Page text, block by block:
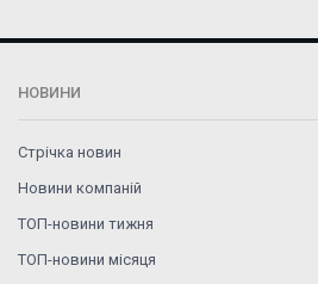
НОВИНИ
Стрічка новин
Новини компаній
ТОП-новини тижня
ТОП-новини місяця